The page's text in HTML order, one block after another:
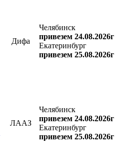
Дифа
Челябинск
привезем 24.08.2026г
Екатеринбург
привезем 25.08.2026г
ЛААЗ
Челябинск
привезем 24.08.2026г
Екатеринбург
привезем 25.08.2026г